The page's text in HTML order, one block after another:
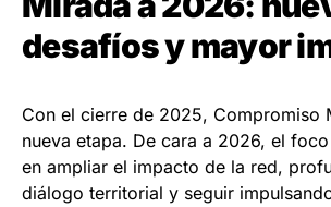
desafíos y mayor
Con el cierre de 2025, Compromiso
nueva etapa. De cara a 2026, el
en ampliar el impacto de la red,
diálogo territorial y seguir